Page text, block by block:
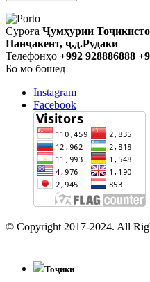
Суроға Ҷумҳурии
Панҷакент, ҷ.д.Рудаки
Телефонҳо +992 928886888
Бо мо бошед
Instagram
Facebook
© Copyright 2017-2024. All
Тоҷики